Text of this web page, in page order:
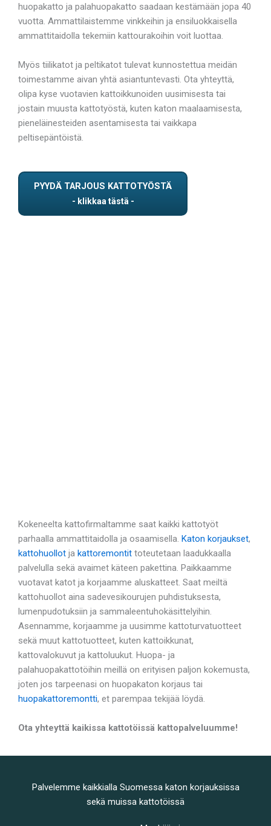
huopakatto ja palahuopakatto saadaan kestämään jopa 40
vuotta. Ammattilaistemme vinkkeihin ja ensiluokkaisella
ammattitaidolla tekemiin kattourakoihin voit luottaa.
Myös tiilikatot ja peltikatot tulevat kunnostettua meidän
toimestamme aivan yhtä asiantuntevasti. Ota yhteyttä,
olipa kyse vuotavien kattoikkunoiden uusimisesta tai
jostain muusta kattotyöstä, kuten katon maalaamisesta,
pieneläinesteiden asentamisesta tai vaikkapa
peltisepäntöistä.
PYYDÄ TARJOUS KATTOTYÖSTÄ
Kokeneelta kattofirmaltamme saat kaikki kattotyöt
parhaalla ammattitaidolla ja osaamisella. Katon korjaukset,
kattohuollot ja kattoremontit toteutetaan laadukkaalla
palvelulla sekä avaimet käteen pakettina. Paikkaamme
vuotavat katot ja korjaamme aluskatteet. Saat meiltä
kattohuollot aina sadevesikourujen puhdistuksesta,
lumenpudotuksiin ja sammaleentuhokäsittelyihin.
Asennamme, korjaamme ja uusimme kattoturvatuotteet
sekä muut kattotuotteet, kuten kattoikkunat,
kattovalokuvut ja kattoluukut. Huopa- ja
palahuopakattotöihin meillä on erityisen paljon kokemusta,
joten jos tarpeenasi on huopakaton korjaus tai
huopakattoremontti, et parempaa tekijää löydä.
Ota yhteyttä kaikissa kattotöissä kattopalveluumme!
Palvelemme kaikkialla Suomessa katon korjauksissa
sekä muissa kattotöissä